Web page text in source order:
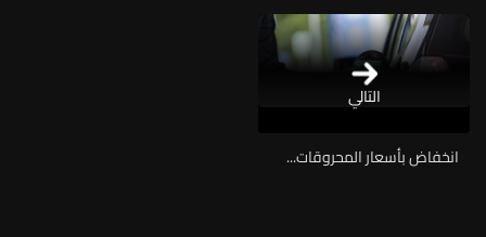
التالي
انخفاض بأسعار المحروقات...